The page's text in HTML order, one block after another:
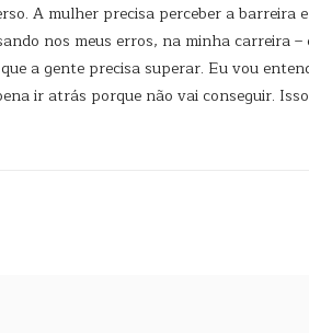
A mulher precisa perceber a barreira
nos meus erros, na minha carreira
a gente precisa superar. Eu vou
ir atrás porque não vai conseguir.